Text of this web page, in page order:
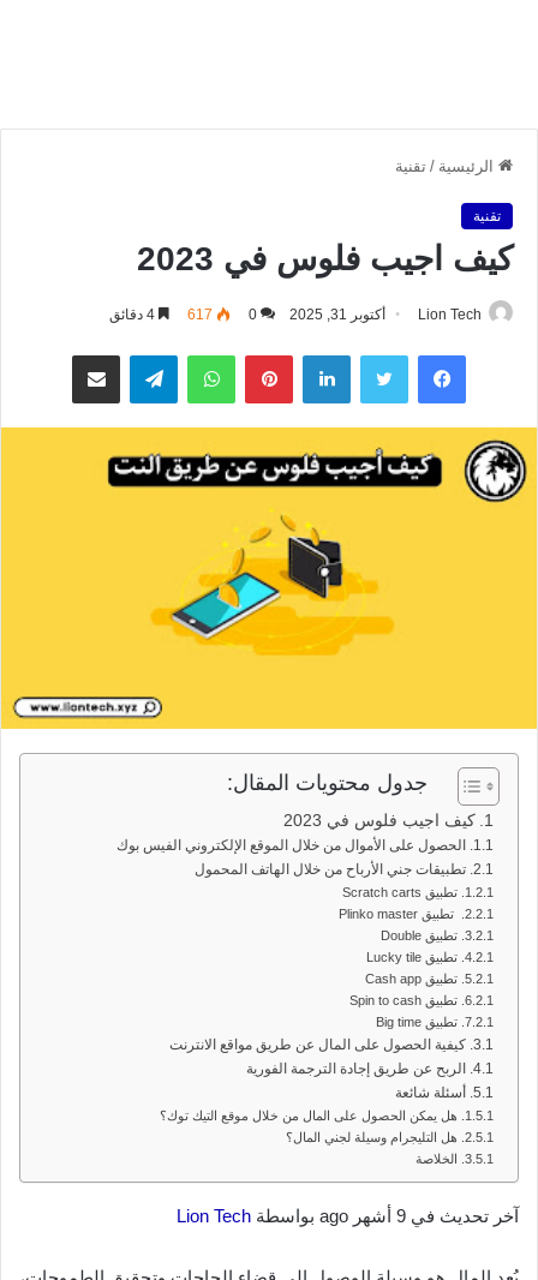
الرئيسية / تقنية
تقنية
كيف اجيب فلوس في 2023
Lion Tech أكتوبر 31, 2025 0
617
فيسبوك تويتر لينكدإن بينتيريستواتساب تيلقرام مشاركة عبر البريد
جدول محتويات المقال:
كيف اجيب فلوس في 2023
الحصول على الأموال من خلال الموقع الإلكتروني الفيس بوك
تطبيقات جني الأرباح من خلال الهاتف المحمول
تطبيق Scratch carts
تطبيق Plinko master
تطبيق Double
تطبيق Lucky tile
تطبيق Cash app
تطبيق Spin to cash
تطبيق Big time
كيفية الحصول على المال عن طريق مواقع الانترنت
الربح عن طريق إجادة الترجمة الفورية
أسئلة شائعة
هل يمكن الحصول على المال من خلال موقع التيك توك؟
هل التليجرام وسيلة لجني المال؟
الخلاصة
آخر تحديث في 9 أشهر ago بواسطة Lion Tech